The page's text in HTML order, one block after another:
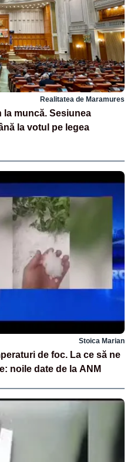
Realitatea de Maramures
muncă. Sesiunea
la votul pe legea
Stoica Marian
de foc. La ce să ne
noile date de la ANM